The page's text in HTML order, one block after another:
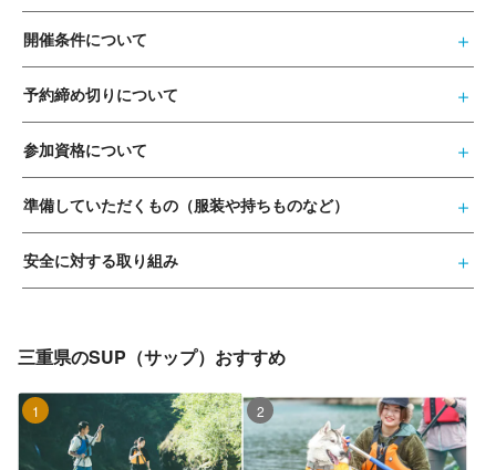
開催条件について
予約締め切りについて
参加資格について
準備していただくもの（服装や持ちものなど）
安全に対する取り組み
三重県のSUP（サップ）おすすめ
2位